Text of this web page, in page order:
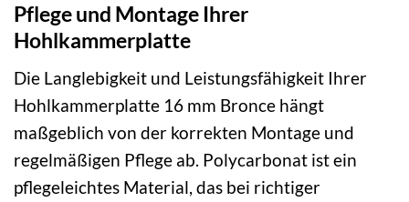
Pflege und Montage Ihrer
Hohlkammerplatte
Die Langlebigkeit und Leistungsfähigkeit Ihrer
Hohlkammerplatte 16 mm Bronce hängt
maßgeblich von der korrekten Montage und
regelmäßigen Pflege ab. Polycarbonat ist ein
pflegeleichtes Material, das bei richtiger